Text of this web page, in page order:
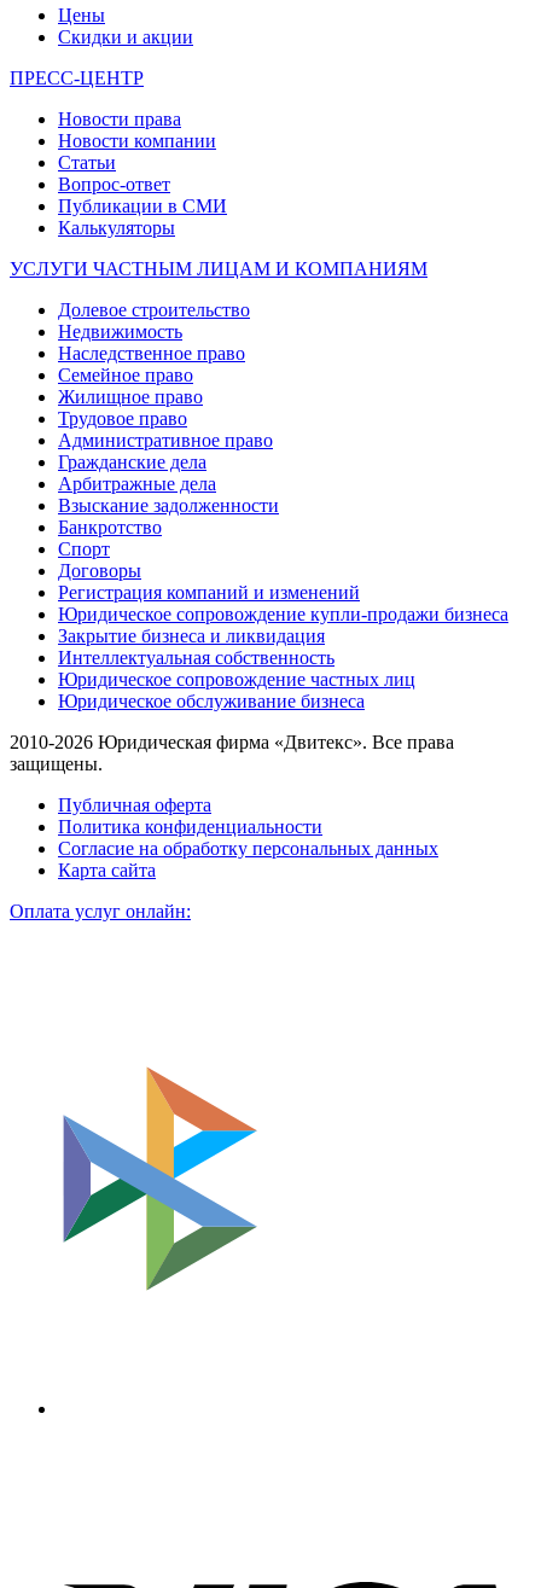
Цены
Скидки и акции
ПРЕСС-ЦЕНТР
Новости права
Новости компании
Статьи
Вопрос-ответ
Публикации в СМИ
Калькуляторы
УСЛУГИ ЧАСТНЫМ ЛИЦАМ И КОМПАНИЯМ
Долевое строительство
Недвижимость
Наследственное право
Семейное право
Жилищное право
Трудовое право
Административное право
Гражданские дела
Арбитражные дела
Взыскание задолженности
Банкротство
Спорт
Договоры
Регистрация компаний и изменений
Юридическое сопровождение купли-продажи бизнеса
Закрытие бизнеса и ликвидация
Интеллектуальная собственность
Юридическое сопровождение частных лиц
Юридическое обслуживание бизнеса
2010-2026 Юридическая фирма «Двитекс». Все права
защищены.
Публичная оферта
Политика конфиденциальности
Согласие на обработку персональных данных
Карта сайта
Оплата услуг онлайн: